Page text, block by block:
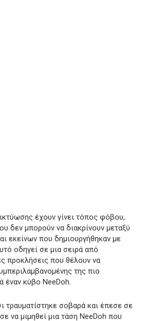
έχουν γίνει τόπος φόβου,
δεν μπορούν να διακρίνουν μεταξύ
εκείνων που δημιουργήθηκαν με
οδηγεί σε μια σειρά από
προκλήσεις που θέλουν να
της πιο
κύβο NeeDoh.
τραυματίστηκε σοβαρά και έπεσε σε
να μιμηθεί μια τάση NeeDoh που